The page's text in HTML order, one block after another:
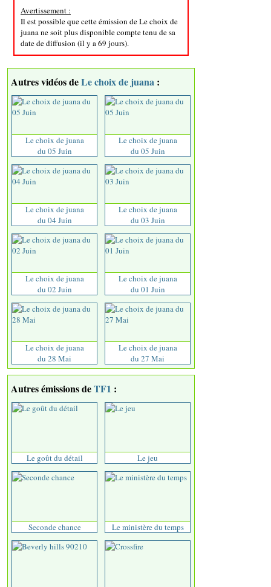
Avertissement :
Il est possible que cette émission de Le choix de
juana ne soit plus disponible compte tenu de sa
date de diffusion (il y a 69 jours).
Autres vidéos deLe choix de juana :
Le choix de juana
du 05 Juin
Le choix de juana
du 05 Juin
Le choix de juana
du 04 Juin
Le choix de juana
du 03 Juin
Le choix de juana
du 02 Juin
Le choix de juana
du 01 Juin
Le choix de juana
du 28 Mai
Le choix de juana
du 27 Mai
Autres émissions deTF1 :
Le goût du détail Le jeu
Seconde chance Le ministère du temps